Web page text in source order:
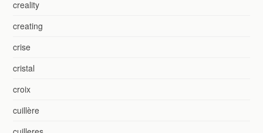
creality
creating
crise
cristal
croix
cuillère